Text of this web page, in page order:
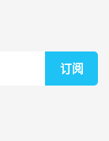
订阅